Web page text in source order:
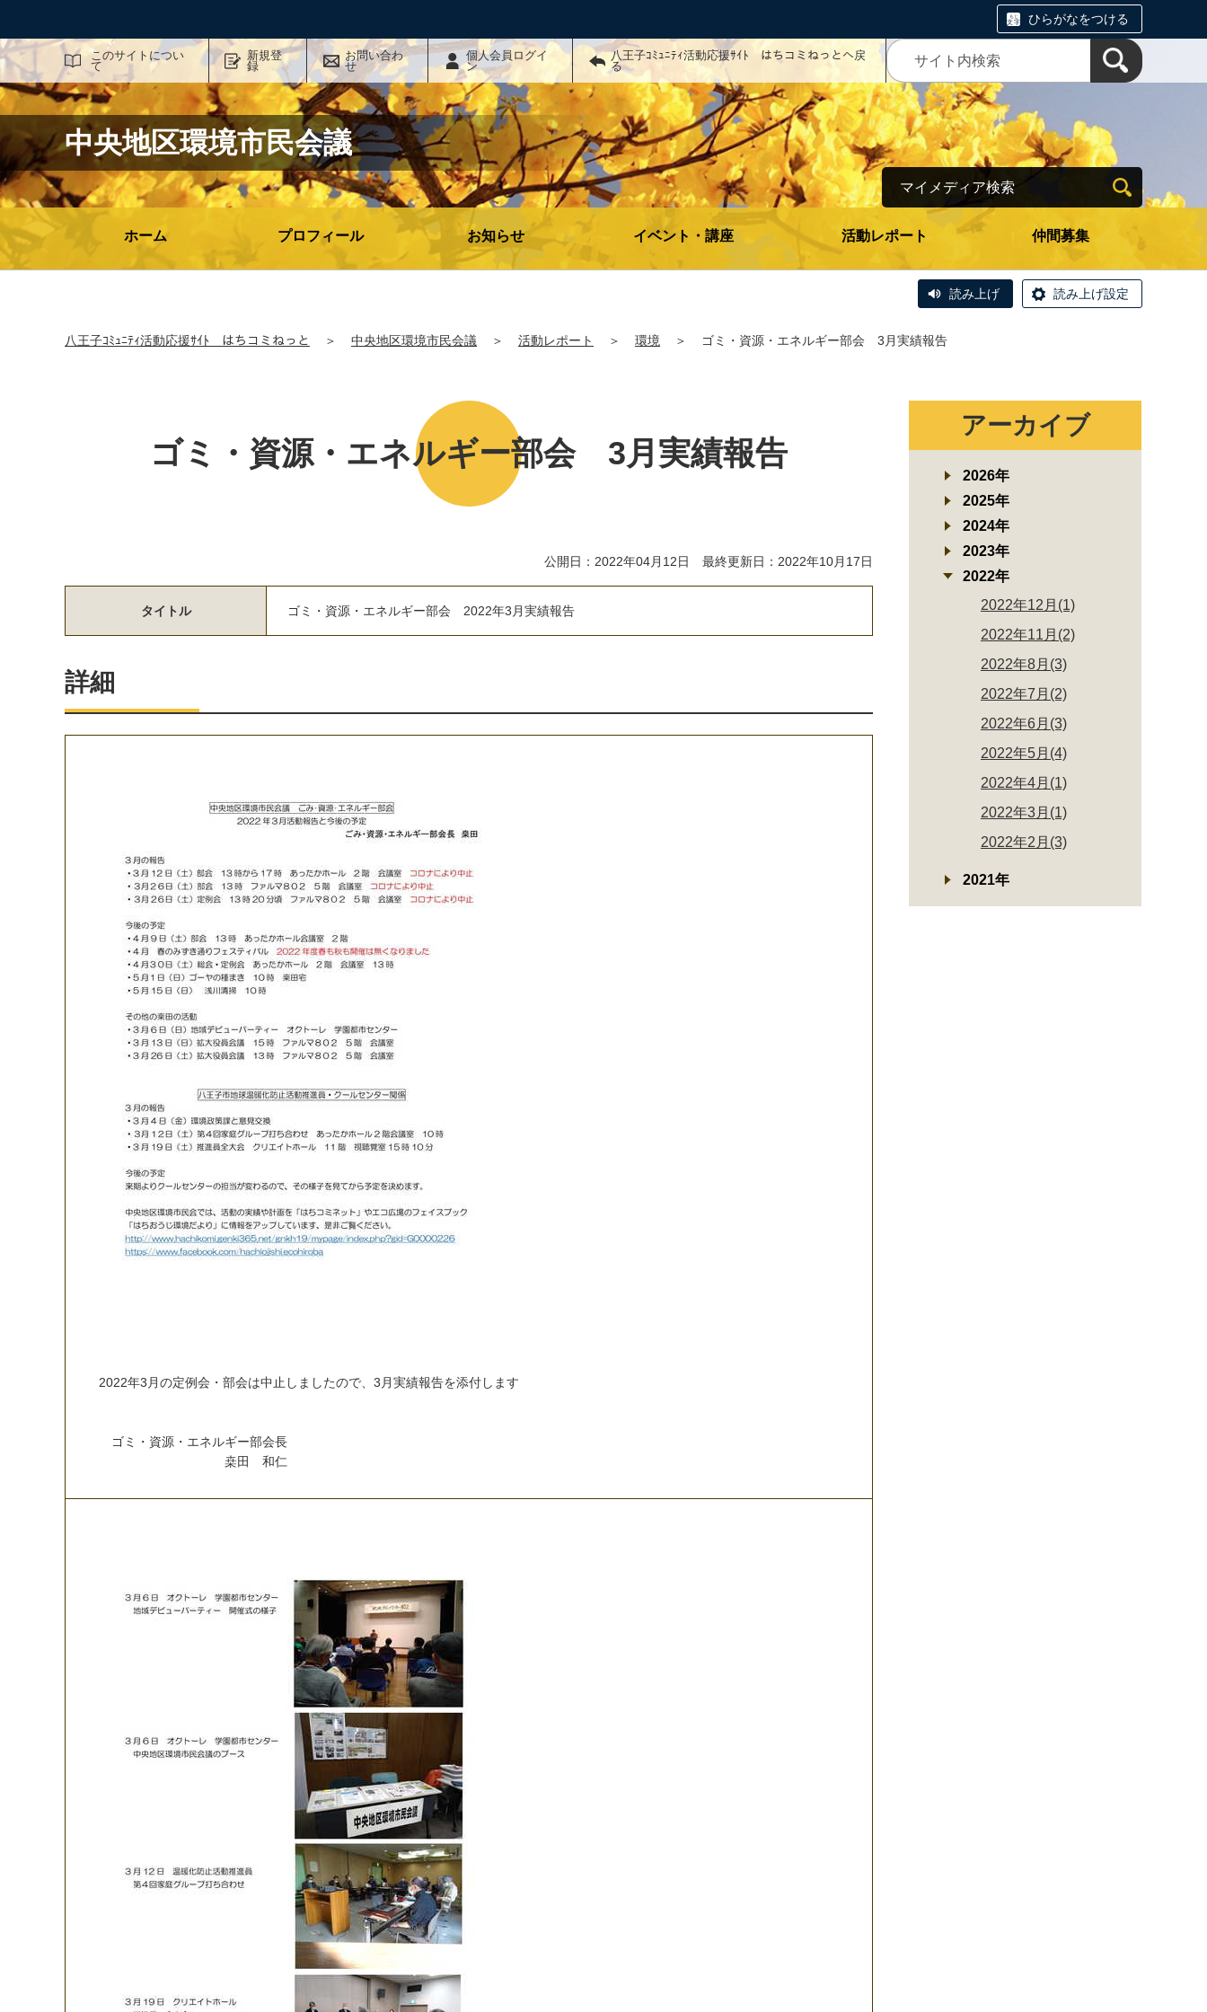
ひらがなをつける
このサイトについ
て
新規登
録
お問い合わ
せ
個人会員ログイ
ン
八王子ｺﾐｭﾆﾃｨ活動応援ｻｲﾄ はちコミねっとへ戻
る
サイト内検索
中央地区環境市民会議
ホーム プロフィール お知らせ イベント・講座 活動レポート 仲間募集
マイメディア検索
読み上げ 読み上げ設定
八王子ｺﾐｭﾆﾃｨ活動応援ｻｲﾄ はちコミねっと ＞ 中央地区環境市民会議 ＞ 活動レポート ＞ 環境 ＞ ゴミ・資源・エネルギー部会 3月実績報告
ゴミ・資源・エネルギー部会 3月実績報告
公開日：2022年04月12日 最終更新日：2022年10月17日
タイトル ゴミ ・ 資源 ・ エネルギー部会 2022年3 月実績報告
詳細
2022年3月の定例会 ・ 部会は中止 し ま したので、 3月実績報告を添付し ます
ゴミ ・ 資源 ・ エネルギー部会長
桒田 和仁
アーカイブ
2026年
2025年
2024年
2023年
2022年
2022年12月(1)
2022年11月(2)
2022年8月(3)
2022年7月(2)
2022年6月(3)
2022年5月(4)
2022年4月(1)
2022年3月(1)
2022年2月(3)
2021年